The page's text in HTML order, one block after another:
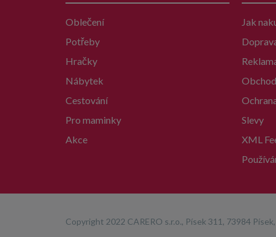
Oblečení
Potřeby
Hračky
Nábytek
Cestování
Pro maminky
Akce
Jak
Slevy
XML
Copyright 2022 CARERO s.r.o., Písek 311, 73984